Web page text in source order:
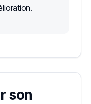
son